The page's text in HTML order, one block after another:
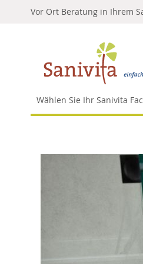
Vor Ort Beratung in Ihrem
Wählen Sie Ihr Sanivita